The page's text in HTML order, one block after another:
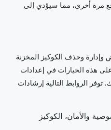
مرة أخرى، مما سيؤدي إلى
وحذف الكوكيز المخزنة
هذه الخيارات في إعدادات
الروابط التالية إرشادات
والأمان، الكوكيز